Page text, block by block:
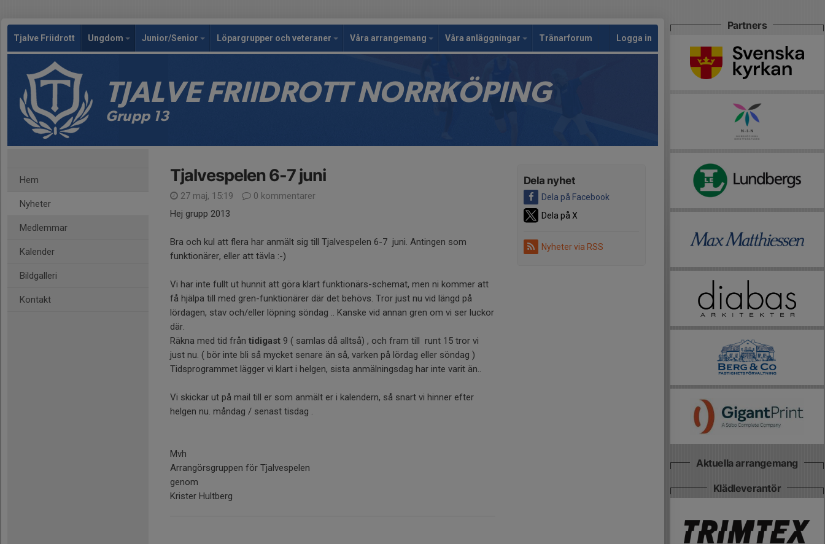
Tjalve Friidrott Ungdom Junior/Senior Löpargrupper och veteraner Våra arrangemang Våra anläggningar Tränarforum Logga in
TJALVE FRIIDROTT NORRKÖPING
Grupp 13
Hem
Nyheter
Medlemmar
Kalender
Bildgalleri
Kontakt
Dela nyhet
Dela på Facebook
Dela på X
Nyheter via RSS
Tjalvespelen 6-7 juni
27 maj, 15:19
0 kommentarer
Hej grupp 2013
Bra och kul att flera har anmält sig till Tjalvespelen 6-7 juni. Antingen som
funktionärer, eller att tävla :-)
Vi har inte fullt ut hunnit att göra klart funktionärs-schemat, men ni kommer att
få hjälpa till med gren-funktionärer där det behövs. Tror just nu vid längd på
lördagen, stav och/eller löpning söndag .. Kanske vid annan gren om vi ser luckor
där.
Räkna med tid från tidigast 9 ( samlas då alltså) , och fram till runt 15 tror vi
just nu. ( bör inte bli så mycket senare än så, varken på lördag eller söndag )
Tidsprogrammet lägger vi klart i helgen, sista anmälningsdag har inte varit än..
Vi skickar ut på mail till er som anmält er i kalendern, så snart vi hinner efter
helgen nu. måndag / senast tisdag .
Mvh
Arrangörsgruppen för Tjalvespelen
genom
Krister Hultberg
Partners
Aktuella arrangemang
Klädleverantör